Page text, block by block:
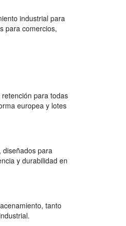
industrial para
para comercios,
para todas
europea y lotes
diseñados para
y durabilidad en
tanto